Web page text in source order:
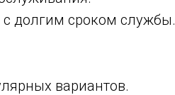
с долгим сроком службы.
вариантов.